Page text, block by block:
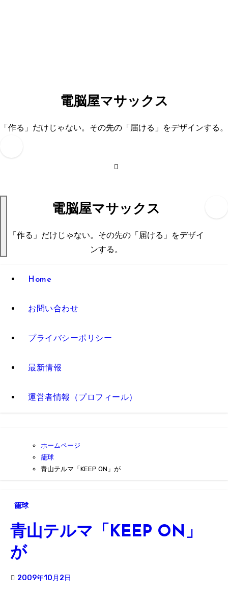
電脳屋マサックス
「作る」だけじゃない。その先の「届ける」をデザインする。
電脳屋マサックス
「作る」だけじゃない。その先の「届ける」をデザイ
ンする。
Home
お問い合わせ
プライバシーポリシー
最新情報
運営者情報（プロフィール）
ホームページ
籠球
青山テルマ「KEEP ON」が
籠球
青山テルマ「KEEP ON」
が
2009年10月2日